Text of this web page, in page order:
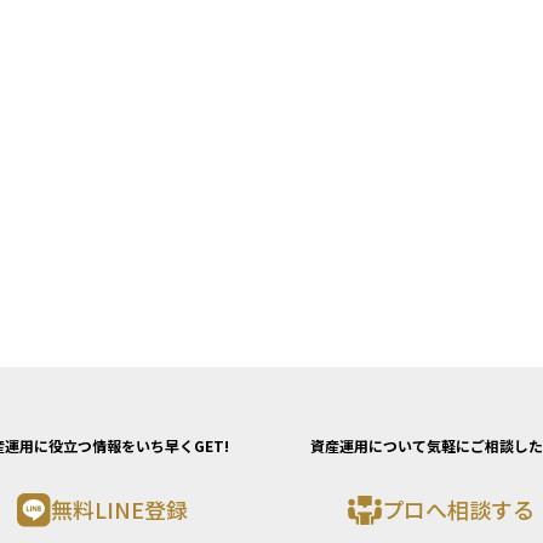
運用に役立つ情報をいち早くGET!
無料LINE登録
資産運用について気軽にご相談し
プロへ相談する